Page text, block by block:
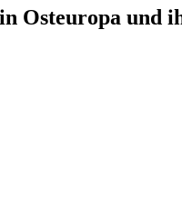
Osteuropa und